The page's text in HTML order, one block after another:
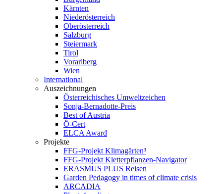
Kärnten
Niederösterreich
Oberösterreich
Salzburg
Steiermark
Tirol
Vorarlberg
Wien
International
Auszeichnungen
Österreichisches Umweltzeichen
Sonja-Bernadotte-Preis
Best of Austria
Ö-Cert
ELCA Award
Projekte
FFG-Projekt Klimagärten³
FFG-Projekt Kletterpflanzen-Navigator
ERASMUS PLUS Reisen
Garden Pedagogy in times of climate crisis
ARCADIA